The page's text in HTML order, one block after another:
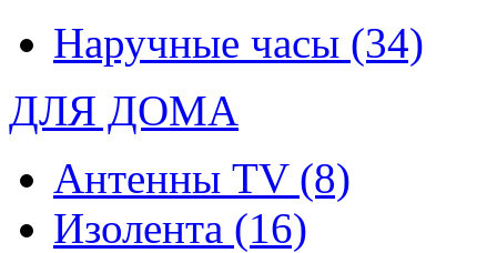
Наручные часы (34)
ДЛЯ ДОМА
Антенны TV (8)
Изолента (16)